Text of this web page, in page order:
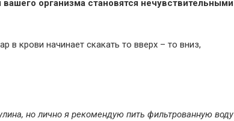
организма становятся нечувствительными
в крови начинает скакать то вверх – то вниз,
но лично я рекомендую пить фильтрованную воду